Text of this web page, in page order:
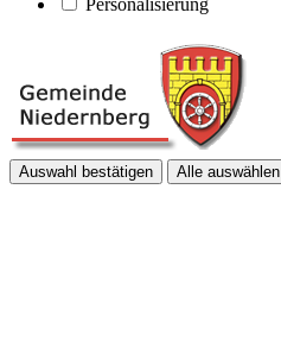
Personalisierung
Auswahl bestätigen Alle auswählen